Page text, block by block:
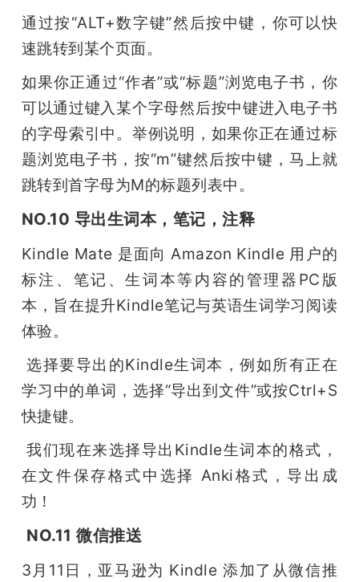
通过按“ALT+数字键”然后按中键，你可以快
速跳转到某个页面。
如果你正通过“作者”或“标题”浏览电子书，你
可以通过键入某个字母然后按中键进入电子书
的字母索引中。举例说明，如果你正在通过标
题浏览电子书，按“m”键然后按中键，马上就
跳转到首字母为M的标题列表中。
NO.10 导出生词本，笔记，注释
Kindle Mate 是面向 Amazon Kindle 用户的
标注、笔记、生词本等内容的管理器PC版
本，旨在提升Kindle笔记与英语生词学习阅读
体验。
选择要导出的Kindle生词本，例如所有正在
学习中的单词，选择“导出到文件”或按Ctrl+S
快捷键。
我们现在来选择导出Kindle生词本的格式，
在文件保存格式中选择 Anki格式，导出成
功！
NO.11 微信推送
3月11日，亚马逊为 Kindle 添加了从微信推